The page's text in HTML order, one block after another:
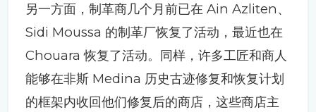
另一方面，制革商几个月前已在 Ain Azliten、
Sidi Moussa 的制革厂恢复了活动，最近也在
Chouara 恢复了活动。同样，许多工匠和商人
能够在非斯 Medina 历史古迹修复和恢复计划
的框架内收回他们修复后的商店，这些商店主